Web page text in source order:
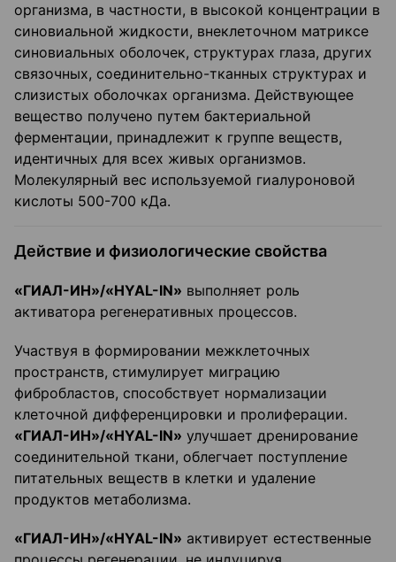
организма, в частности, в высокой концентрации в
синовиальной жидкости, внеклеточном матриксе
синовиальных оболочек, структурах глаза, других
связочных, соединительно-тканных структурах и
слизистых оболочках организма. Действующее
вещество получено путем бактериальной
ферментации, принадлежит к группе веществ,
идентичных для всех живых организмов.
Молекулярный вес используемой гиалуроновой
кислоты 500-700 кДа.
Действие и физиологические свойства
«ГИАЛ-ИН»/«HYAL-IN» выполняет роль
активатора регенеративных процессов.
Участвуя в формировании межклеточных
пространств, стимулирует миграцию
фибробластов, способствует нормализации
клеточной дифференцировки и пролиферации.
«ГИАЛ-ИН»/«HYAL-IN» улучшает дренирование
соединительной ткани, облегчает поступление
питательных веществ в клетки и удаление
продуктов метаболизма.
«ГИАЛ-ИН»/«HYAL-IN» активирует естественные